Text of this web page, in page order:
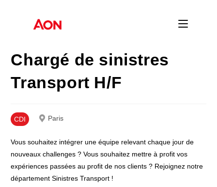
Chargé de sinistres
Transport H/F
CDI Paris
Vous souhaitez intégrer une équipe relevant chaque jour de
nouveaux challenges ? Vous souhaitez mettre à profit vos
expériences passées au profit de nos clients ? Rejoignez notre
département Sinistres Transport !